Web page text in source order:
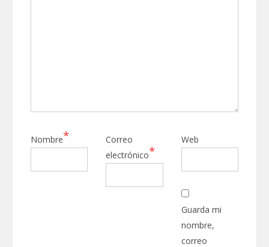
Nombre*
Correo
electrónico*
Web
Guarda mi
nombre,
correo